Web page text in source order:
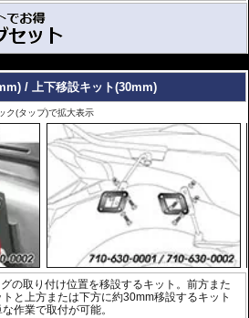
ます。
グの詳細ページを開きます。
セット価格
￥72,000
￥79,200(税込)
6,490円お得!!
セット価格
￥85,000
￥93,500(税込)
7,700円お得!!
セット価格
￥91,000
￥100,100(税込)
8,690円お得!!
/ 上下移設キット(30mm)
ク(タップ)で拡大表示
の取り付け位置を移設するキット。前方また
と上方または下方に約30mm移設するキット
作業で取付が可能。